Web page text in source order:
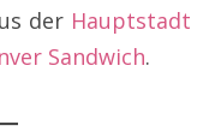
der Hauptstadt
Sandwich.